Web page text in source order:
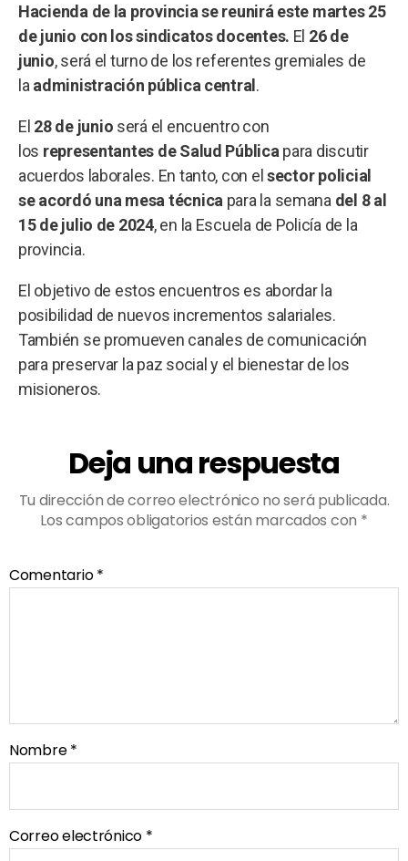
Hacienda de la provincia se reunirá este martes 25
de junio con los sindicatos docentes. El 26 de
junio, será el turno de los referentes gremiales de
la administración pública central .
El 28 de junio será el encuentro con
los representantes de Salud Pública para discutir
acuerdos laborales. En tanto, con el sector policial
se acordó una mesa técnica para la semana del 8 al
15 de julio de 2024, en la Escuela de Policía de la
provincia.
El objetivo de estos encuentros es abordar la
posibilidad de nuevos incrementos salariales.
También se promueven canales de comunicación
para preservar la paz social y el bienestar de los
misioneros.
Deja una respuesta
Tu dirección de correo electrónico no será publicada.
Los campos obligatorios están marcados con *
Comentario*
Nombre*
Correo electrónico *